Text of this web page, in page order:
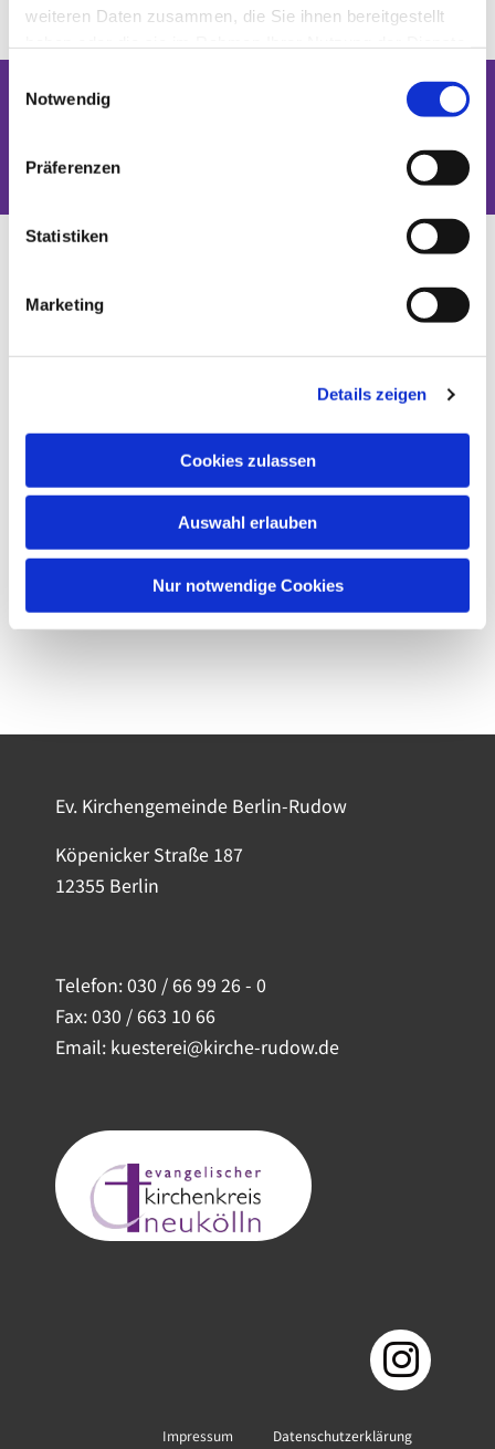
weiteren Daten zusammen, die Sie ihnen bereitgestellt
Notwendig
Präferenzen
Statistiken
Marketing
Details zeigen
Cookies zulassen
Auswahl erlauben
Nur notwendige Cookies
Ev. Kirchengemeinde Berlin-Rudow
Köpenicker Straße 187
12355 Berlin
Telefon:030 / 66 99 26 - 0
Fax: 030 / 663 10 66
Email: kuesterei@kirche-rudow.de
Impressum Datenschutzerklärung